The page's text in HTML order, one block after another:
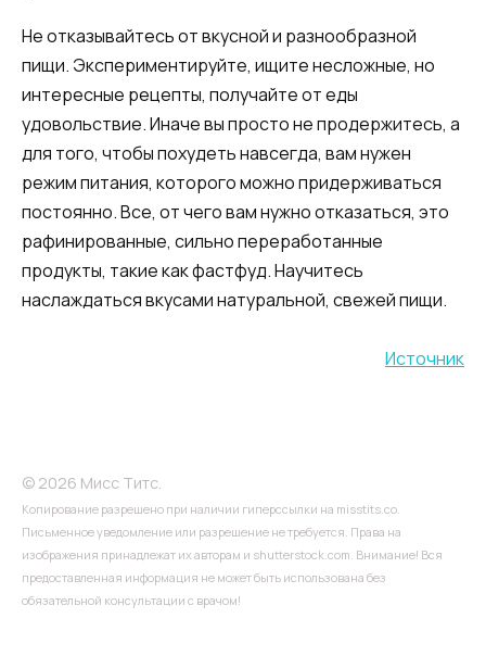
Не отказывайтесь от вкусной и разнообразной
пищи. Экспериментируйте, ищите несложные, но
интересные рецепты, получайте от еды
удовольствие. Иначе вы просто не продержитесь, а
для того, чтобы похудеть навсегда, вам нужен
режим питания, которого можно придерживаться
постоянно. Все, от чего вам нужно отказаться, это
рафинированные, сильно переработанные
продукты, такие как фастфуд. Научитесь
наслаждаться вкусами натуральной, свежей пищи.
Источник
© 2026 Мисс Титс.
Копирование разрешено при наличии гиперссылки на misstits.co.
Письменное уведомление или разрешение не требуется. Права на
изображения принадлежат их авторам и shutterstock.com. Внимание! Вся
предоставленная информация не может быть использована без
обязательной консультации с врачом!